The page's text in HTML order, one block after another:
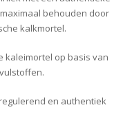
behouden door
kalkmortel.
kaleimortel op basis van
en authentiek